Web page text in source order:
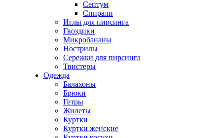
Септум
Спирали
Иглы для пирсинга
Гвоздики
Микробананы
Нострилы
Сережки для пирсинга
Твистеры
Одежда
Балахоны
Брюки
Гетры
Жилеты
Куртки
Куртки женские